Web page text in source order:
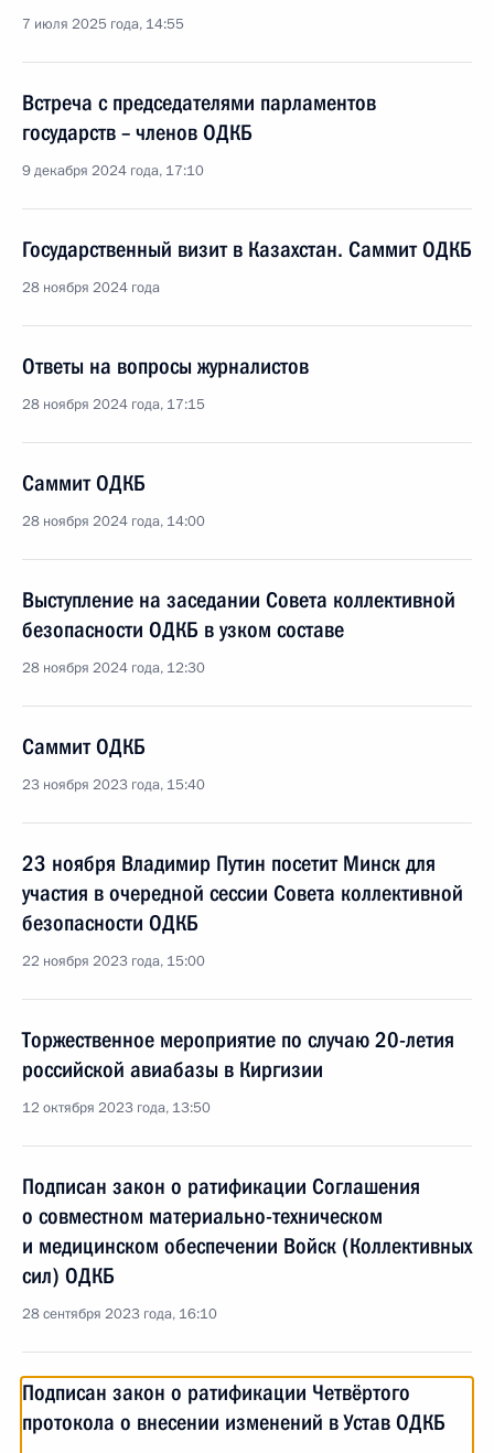
7 июля 2025 года, 14:55
Встреча с председателями парламентов
государств – членов ОДКБ
9 декабря 2024 года, 17:10
Государственный визит в Казахстан. Саммит ОДКБ
28 ноября 2024 года
Ответы на вопросы журналистов
28 ноября 2024 года, 17:15
Саммит ОДКБ
28 ноября 2024 года, 14:00
Выступление на заседании Совета коллективной
безопасности ОДКБ в узком составе
28 ноября 2024 года, 12:30
Саммит ОДКБ
23 ноября 2023 года, 15:40
23 ноября Владимир Путин посетит Минск для
участия в очередной сессии Совета коллективной
безопасности ОДКБ
22 ноября 2023 года, 15:00
Торжественное мероприятие по случаю 20-летия
российской авиабазы в Киргизии
12 октября 2023 года, 13:50
Подписан закон о ратификации Соглашения
о совместном материально-техническом
и медицинском обеспечении Войск (Коллективных
сил) ОДКБ
28 сентября 2023 года, 16:10
Подписан закон о ратификации Четвёртого
протокола о внесении изменений в Устав ОДКБ